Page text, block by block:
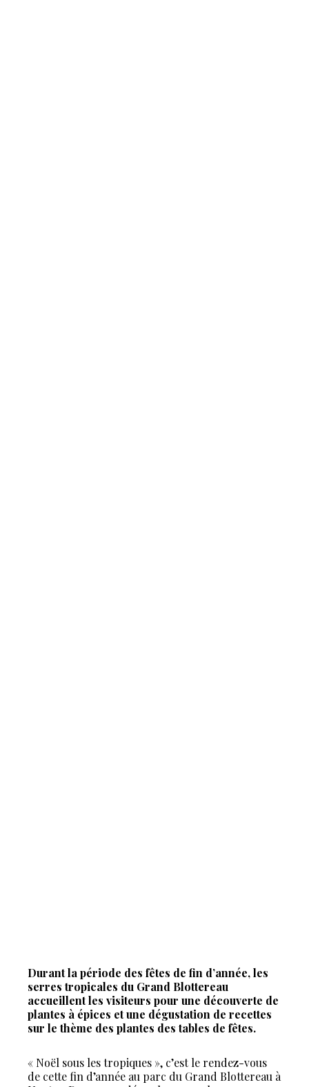
Durant la période des fêtes de fin d’année, les
serres tropicales du Grand Blottereau
accueillent les visiteurs pour une découverte de
plantes à épices et une dégustation de recettes
sur le thème des plantes des tables de fêtes.
« Noël sous les tropiques », c’est le rendez-vous
de cette fin d’année au parc du Grand Blottereau à